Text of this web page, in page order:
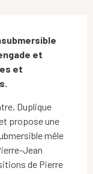
et
et
Duplique
propose une
mêle
Jean
de Pierre